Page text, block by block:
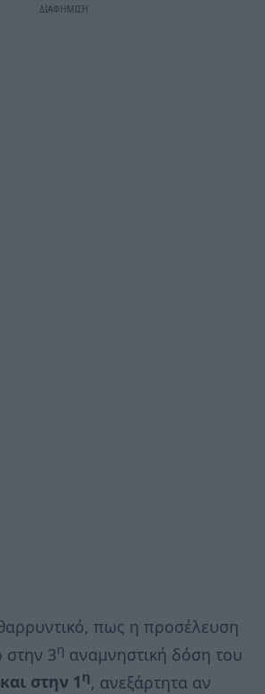
πως η προσέλευση
3η αναμνηστική δόση του
και στην 1 η, ανεξάρτητα αν